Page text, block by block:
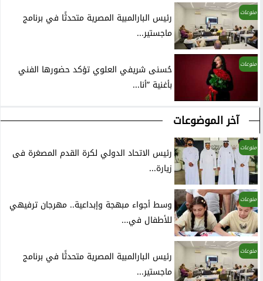
منوعات
رئيس البارالمبية المصرية متحدثًا في برنامج
ماجستير...
منوعات
حُسنى شريفي العلوي تؤكد حضورها الفني
بأغنية ”أنا...
آخر الموضوعات
منوعات
رئيس الاتحاد الدولي لكرة القدم المصغرة فى
زيارة...
منوعات
وسط أجواء مبهجة وإبداعية.. مهرجان ترفيهي
للأطفال في...
منوعات
رئيس البارالمبية المصرية متحدثًا في برنامج
ماجستير...